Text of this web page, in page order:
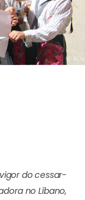
do cessar-
noLíbano,